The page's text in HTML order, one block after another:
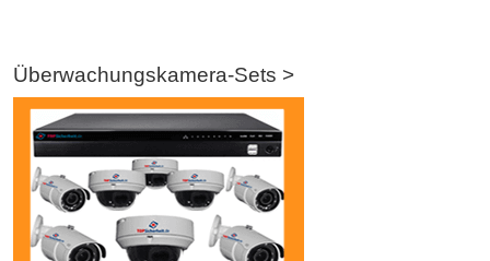
Überwachungskamera-Sets >